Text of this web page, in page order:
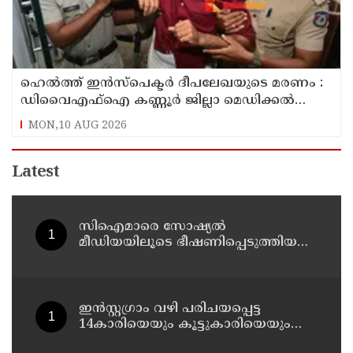
ഹെൽത്ത് ഇൻസ്പെക്ടർ ദീപലേഖയുടെ മരണം :
ഡിവൈഎഫ്‌ഐ കണ്ണൂർ ജില്ലാ മെഡിക്കൽ
ഓഫീസ് ഉപരോധിച്ചു
MON,10 AUG 2026
Latest
സിഐമാരെ സോഷ്യൽ
മീഡിയയിലൂടെ ഭീഷണിപ്പെടുത്തിയ
ഇൻസ്റ്റഗ്രാം വഴി പരിചയപ്പെട്ട
14കാരിയെയും കൂട്ടുകാരിയെയും